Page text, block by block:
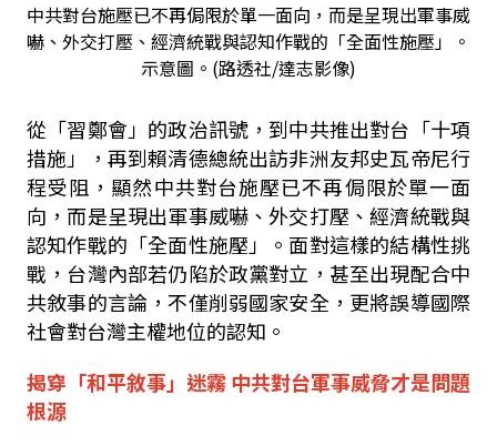
中共對台施壓已不再侷限於單一面向，而是呈現出軍事威
嚇、外交打壓、經濟統戰與認知作戰的「全面性施壓」。
示意圖。(路透社/達志影像)
從「習鄭會」的政治訊號，到中共推出對台「十項
措施」，再到賴清德總統出訪非洲友邦史瓦帝尼行
程受阻，顯然中共對台施壓已不再侷限於單一面
向，而是呈現出軍事威嚇、外交打壓、經濟統戰與
認知作戰的「全面性施壓」。面對這樣的結構性挑
戰，台灣內部若仍陷於政黨對立，甚至出現配合中
共敘事的言論，不僅削弱國家安全，更將誤導國際
社會對台灣主權地位的認知。
揭穿「和平敘事」迷霧 中共對台軍事威脅才是問題
根源